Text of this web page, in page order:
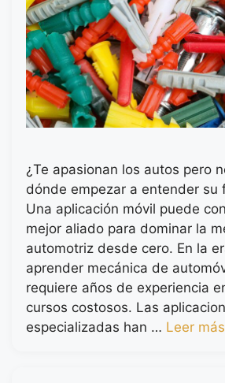
¿Te apasionan los autos pero
dónde empezar a entender su
Una aplicación móvil puede
mejor aliado para dominar la
automotriz desde cero. En la
aprender mecánica de
requiere años de experiencia
cursos costosos. Las
especializadas han … Leer más